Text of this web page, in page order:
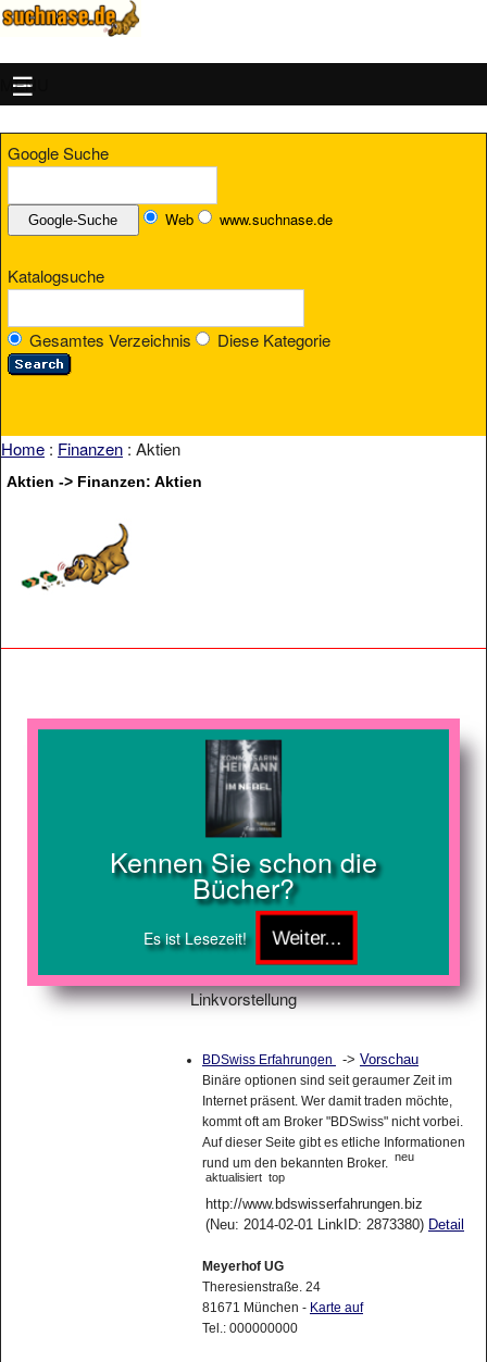
MENU
Google Suche
Web www.suchnase.de
Katalogsuche
Gesamtes Verzeichnis Diese Kategorie
Home : Finanzen : Aktien
Aktien -> Finanzen: Aktien
Kennen Sie schon die
Bücher?
Es ist Lesezeit!
Linkvorstellung
BDSwiss Erfahrungen -> Vorschau
Binäre optionen sind seit geraumer Zeit im
Internet präsent. Wer damit traden möchte,
kommt oft am Broker "BDSwiss" nicht vorbei.
Auf dieser Seite gibt es etliche Informationen
rund um den bekannten Broker. neu
aktualisiert top
http://www.bdswisserfahrungen.biz
(Neu: 2014-02-01 LinkID: 2873380) Detail
Meyerhof UG
Theresienstraße. 24
81671 München - Karte auf
Tel.: 000000000